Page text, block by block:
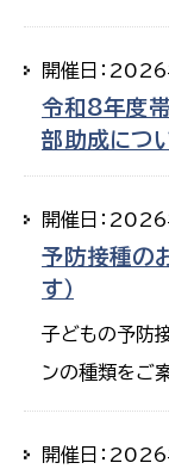
開催日：
令和8年度
部助成につ
開催日：
予防接種の
す）
子どもの予防
ンの種類をご
開催日：